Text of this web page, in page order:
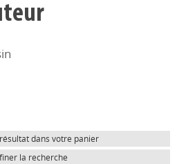
dans votre panier
la recherche